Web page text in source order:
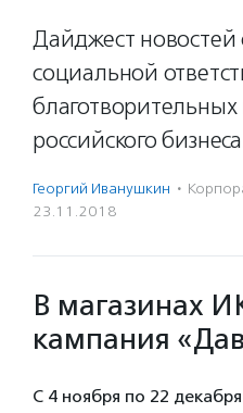
Дайджест
социальной
российского
Георгий Иванушкин ·
23.11.2018
В магазинах
кампания
С 4 ноября по 22